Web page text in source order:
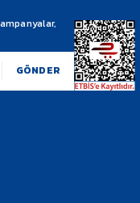
GÖNDER